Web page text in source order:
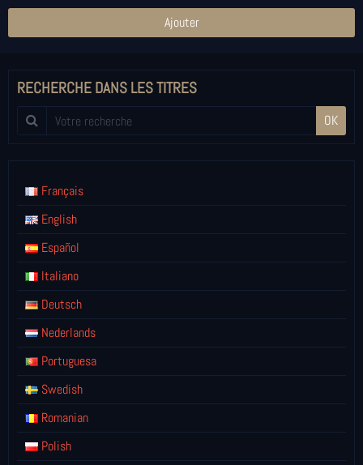
Ajouter
RECHERCHE DANS LES TITRES
OK
Français
English
Español
Italiano
Deutsch
Nederlands
Portuguesa
Swedish
Romanian
Polish